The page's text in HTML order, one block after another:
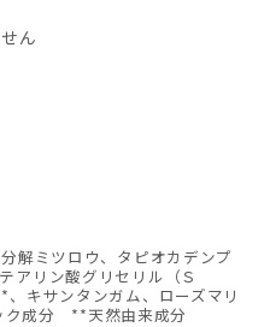
ん
解ミツロウ、タピオカデンプ
アリン酸グリセリル（Ｓ
キサンタンガム、ローズマリ
ク成分 **天然由来成分